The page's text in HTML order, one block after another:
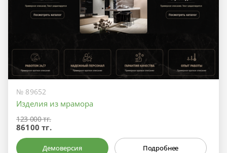
№ 89652
Изделия из мрамора
123 000 тг.
86100 тг.
Демоверсия Подробнее